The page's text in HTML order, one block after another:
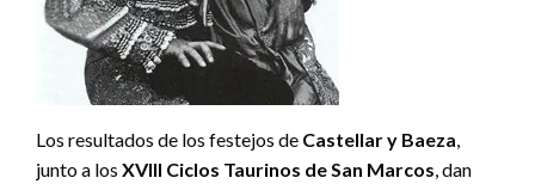
Los resultados de los festejos de Castellar y Baeza
junto a los XVIII Ciclos Taurinos de San Marcos , dan